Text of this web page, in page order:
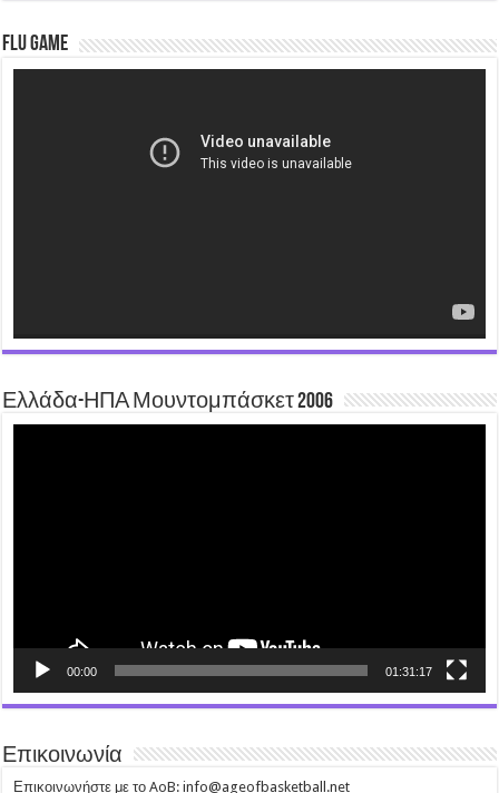
Flu Game
Ελλάδα-ΗΠΑ Μουντομπάσκετ 2006
00:00 01:31:17
Επικοινωνία
Επικοινωνήστε με το AoB: info@ageofbasketball.net